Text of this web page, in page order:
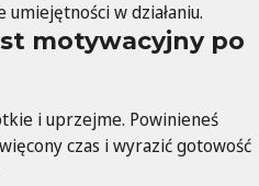
w działaniu.
motywacyjny po
i uprzejme. Powinieneś
czas i wyrazić gotowość